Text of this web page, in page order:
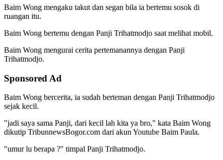
Baim Wong mengaku takut dan segan bila ia bertemu sosok di
ruangan itu.
Baim Wong bertemu dengan Panji Trihatmodjo saat melihat mobil.
Baim Wong mengurai cerita pertemanannya dengan Panji
Trihatmodjo.
Sponsored Ad
Baim Wong bercerita, ia sudah berteman dengan Panji Trihatmodjo
sejak kecil.
"jadi saya sama Panji, dari kecil lah kita ya bro," kata Baim Wong
dikutip TribunnewsBogor.com dari akun Youtube Baim Paula.
"umur lu berapa ?" timpal Panji Trihatmodjo.